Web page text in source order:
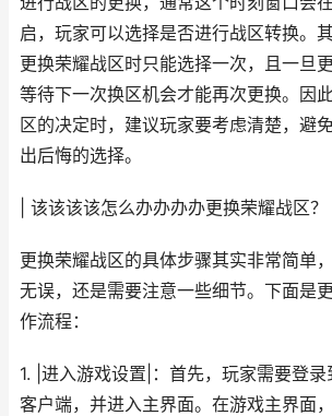
启，玩家可以选择是否进行战区转换。
更换荣耀战区时只能选择一次，且一旦
等待下一次换区机会才能再次更换。因
区的决定时，建议玩家要考虑清楚，避
出后悔的选择。
| 该该该该怎么办办办办更换荣耀战区？
更换荣耀战区的具体步骤其实非常简单
无误，还是需要注意一些细节。下面是
作流程：
1. |进入游戏设置|：首先，玩家需要登
客户端，并进入主界面。在游戏主界面